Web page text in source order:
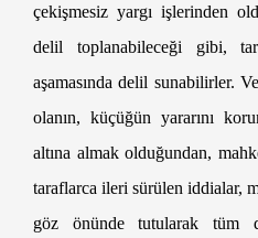
çekişmesiz yargı işlerinden
delil toplanabileceği gibi,
aşamasında delil sunabilirler.
olanın, küçüğün yararını
altına almak olduğundan,
taraflarca ileri sürülen iddialar,
göz önünde tutularak